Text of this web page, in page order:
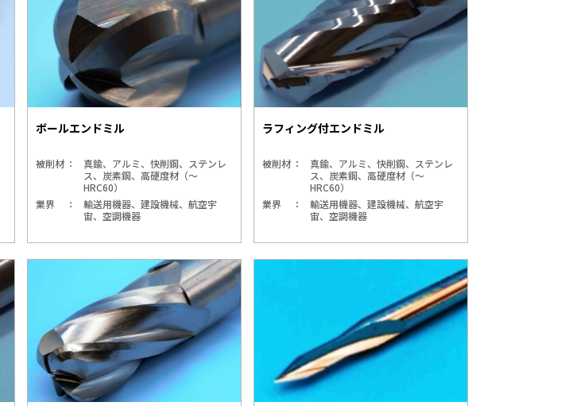
ボールエンドミル
被削材
真鍮、アルミ、快削鋼、ステンレ
ス、炭素鋼、高硬度材（～
HRC60）
業界
輸送用機器、建設機械、航空宇
宙、空調機器
ラフィング付エンドミル
被削材
真鍮、アルミ、快削鋼、ステンレ
ス、炭素鋼、高硬度材（～
HRC60）
業界
輸送用機器、建設機械、航空宇
宙、空調機器